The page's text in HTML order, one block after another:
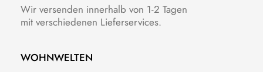
Wir versenden innerhalb von 1-2 Tagen
mit verschiedenen Lieferservices.
WOHNWELTEN